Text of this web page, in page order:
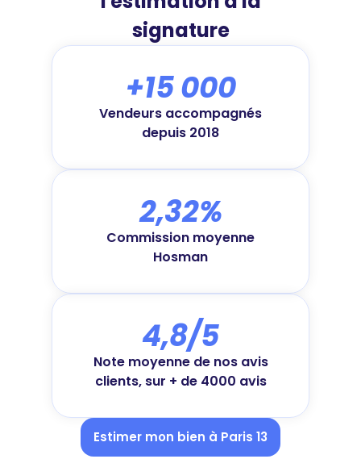
signature
+15 000
Vendeurs accompagnés
depuis 2018
2,32%
Commission moyenne
Hosman
4,8/5
Note moyenne de nos avis
clients, sur + de 4000 avis
Estimer mon bien à Paris 13